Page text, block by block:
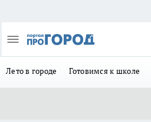
Лето в городе Готовимся к школе